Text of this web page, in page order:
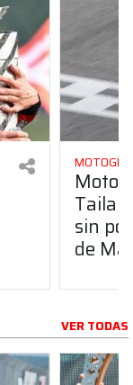
MOTOGP
sin
de
VER TODAS